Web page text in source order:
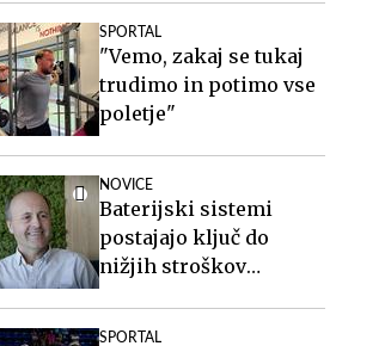
SPORTAL
"Vemo, zakaj se tukaj
trudimo in potimo vse
poletje"
NOVICE
Baterijski sistemi
postajajo ključ do
nižjih stroškov
SPORTAL